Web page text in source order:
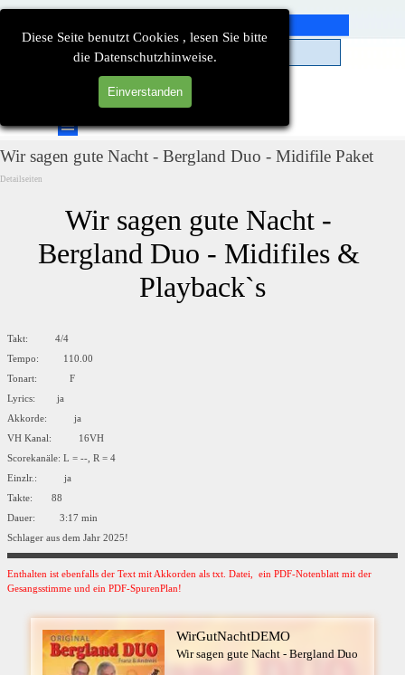
Diese Seite benutzt Cookies , lesen Sie bitte
die Datenschutzhinweise.
Einverstanden
Direkt zum Seiteninhalt
Menü überspringen
Wir sagen gute Nacht - Bergland Duo - Midifile Paket
Detailseiten
Wir sagen gute Nacht -
Bergland Duo - Midifiles &
Playback`s
Takt: 4/4
Tempo: 110.00
Tonart: F
Lyrics: ja
Akkorde: ja
VH Kanal: 16VH
Scorekanäle: L = --, R = 4
Einzlr.: ja
Takte: 88
Dauer: 3:17 min
Schlager aus dem Jahr 2025!
Enthalten ist ebenfalls der Text mit Akkorden als txt. Datei, ein PDF-Notenblatt mit der
Gesangsstimme und ein PDF-SpurenPlan!
WirGutNachtDEMO
Wir sagen gute Nacht - Bergland Duo